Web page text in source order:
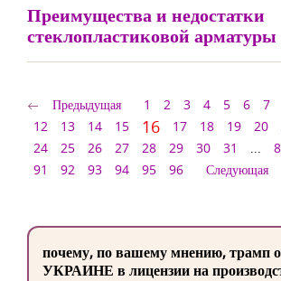
Преимущества и недостатки
стеклопластиковой арматуры
Предыдущая 1 2 3 4 5 6 7
12
13 14 15 16 17 18 19 20
24
25 26 27 28 29 30 31 ...
91
92 93 94 95 96 Следующая
почему, по вашему мнению, трамп
УКРАИНЕ в лицензии на